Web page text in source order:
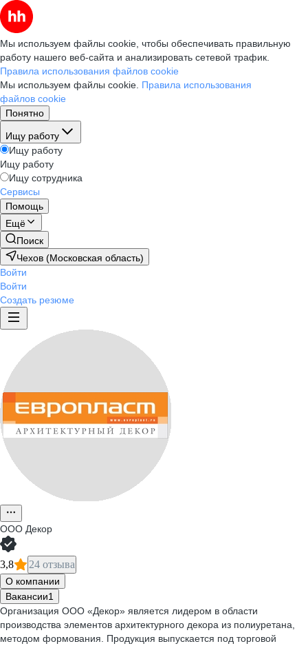
Мы используем файлы cookie, чтобы обеспечивать правильную
работу нашего веб-сайта и анализировать сетевой трафик.
Правила использования файлов cookie
Мы используем файлы cookie. Правила использования
файлов cookie
Понятно
Ищу работу
Ищу работу
Ищу работу
Ищу сотрудника
Сервисы
Помощь
Ещё
Поиск
Чехов (Московская область)
Войти
Войти
Создать резюме
ООО Декор
3,8 24 отзыва
О компании
Вакансии1
Организация ООО «Декор» является лидером в области
производства элементов архитектурного декора из полиуретана,
методом формования. Продукция выпускается под торговой